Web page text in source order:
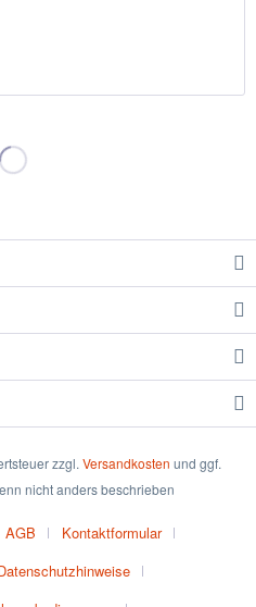
zzgl. Versandkosten und ggf.
nicht anders beschrieben
AGB
Kontaktformular